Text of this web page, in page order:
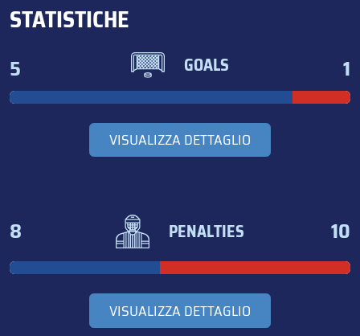
STATISTICHE
5 GOALS 1
VISUALIZZA DETTAGLIO
8 PENALTIES 10
VISUALIZZA DETTAGLIO